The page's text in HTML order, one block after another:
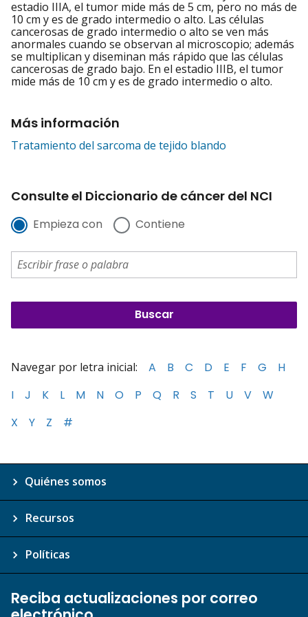
estadio IIIA, el tumor mide más de 5 cm, pero no más de
10 cm y es de grado intermedio o alto. Las células
cancerosas de grado intermedio o alto se ven más
anormales cuando se observan al microscopio; además
se multiplican y diseminan más rápido que las células
cancerosas de grado bajo. En el estadio IIIB, el tumor
mide más de 10 cm y es de grado intermedio o alto.
Más información
Tratamiento del sarcoma de tejido blando
Consulte el Diccionario de cáncer del NCI
Empieza con Contiene
Navegar por letra inicial: A B C D E F G
H
I
J K L M N O P Q R S T U V
W
X
Y Z #
Quiénes somos
Recursos
Políticas
Reciba actualizaciones por correo